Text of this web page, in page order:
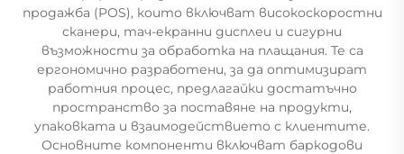
продажба (POS), които включват високоскоростни
сканери, тач-екранни дисплеи и сигурни
възможности за обработка на плащания. Те са
ергономично разработени, за да оптимизират
работния процес, предлагайки достатъчно
пространство за поставяне на продукти,
упаковката и взаимодействието с клиентите.
Основните компоненти включват баркодови